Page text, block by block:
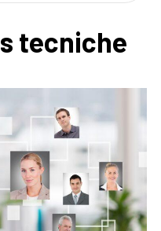
tecniche